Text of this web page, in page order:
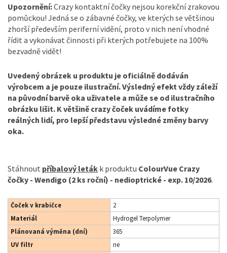
Upozornění:Crazy kontaktní čočky nejsou korekční zrakovou
pomůckou! Jedná se o zábavné čočky, ve kterých se většinou
zhorší především periferní vidění, proto v nich není vhodné
řídit a vykonávat činnosti při kterých potřebujete na 100%
bezvadně vidět!
Uvedený obrázek u produktu je oficiálně dodáván
výrobcem a je pouze ilustrační. Výsledný efekt vždy záleží
na původní barvě oka uživatele a může se od ilustračního
obrázku lišit. K většině crazy čoček uvádíme fotky
reálných lidí, pro lepší představu výsledné změny barvy
oka.
Stáhnout příbalový leták k produktu ColourVue Crazy
čočky - Wendigo (2 ks roční) - nedioptrické - exp. 10/2026.
Čoček v krabičce
2
Materiál
Hydrogel Terpolymer
Plánovaná výměna (dní)
365
UV filtr
ne